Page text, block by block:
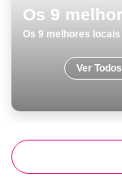
Ver Todos